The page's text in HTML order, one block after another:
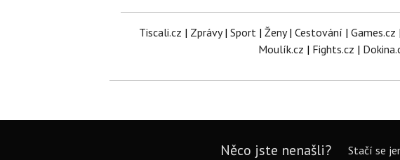
Tiscali.cz | Zprávy| Sport| Ženy| Cestování | Games.cz |
Moulík.cz | Fights.cz |
Něco jste nenašli? Stačí se